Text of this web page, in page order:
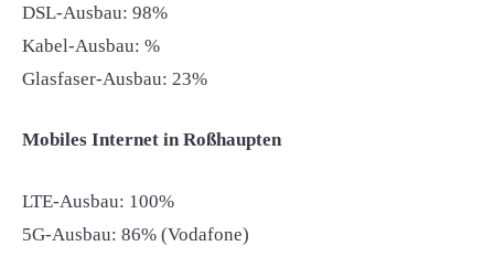
DSL-Ausbau: 98%
Kabel-Ausbau: %
Glasfaser-Ausbau: 23%
Mobiles Internet in Roßhaupten
LTE-Ausbau: 100%
5G-Ausbau: 86% (Vodafone)